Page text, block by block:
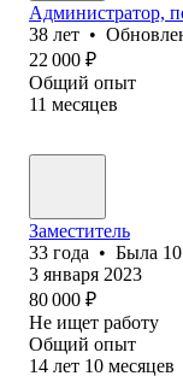
Администратор,
38 лет •
22 000 ₽
Общий опыт
11 месяцев
Заместитель
33 года • Была
3 января 2023
80 000 ₽
Не ищет работу
Общий опыт
14 лет 10 месяцев